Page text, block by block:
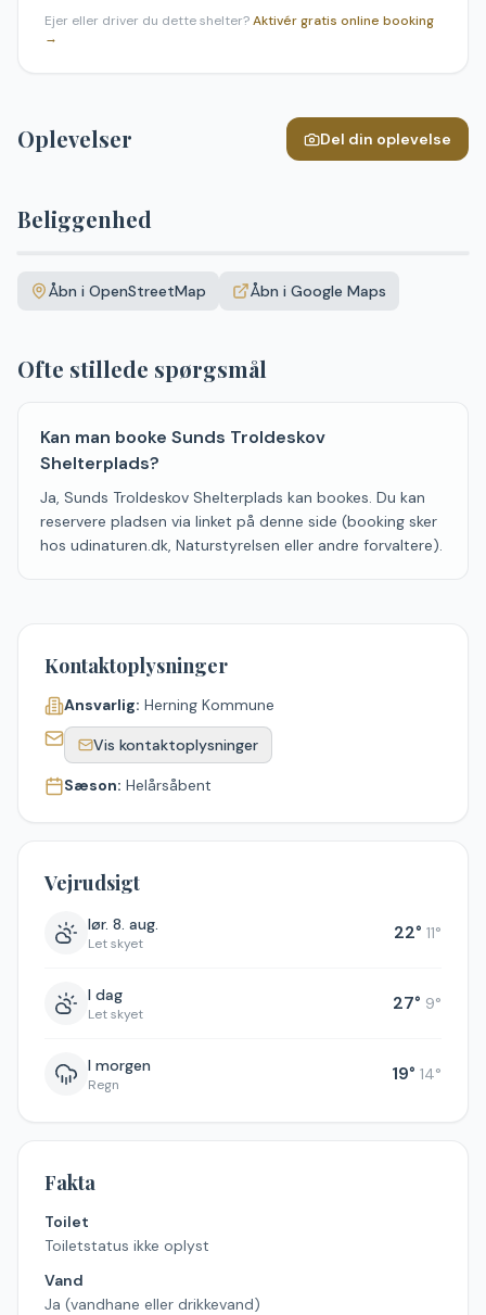
Ejer eller driver du dette shelter?Aktivér gratis online booking
→
Oplevelser Del din oplevelse
Beliggenhed
+Åbn i OpenStreetMap Åbn i Google Maps
Ofte stillede spørgsmål
Kan man booke Sunds Troldeskov
Shelterplads?
Ja, Sunds Troldeskov Shelterplads kan bookes. Du kan
reservere pladsen via linket på denne side (booking sker
hos udinaturen.dk, Naturstyrelsen eller andre forvaltere).
Kontaktoplysninger
Ansvarlig: Herning Kommune
Vis kontaktoplysninger
Sæson: Helårsåbent
Vejrudsigt
lør. 8. aug.
Let skyet 22° 11°
I dag
Let skyet 27° 9°
I morgen
Regn 19° 14°
Fakta
Toilet
Toiletstatus ikke oplyst
Vand
Ja (vandhane eller drikkevand)